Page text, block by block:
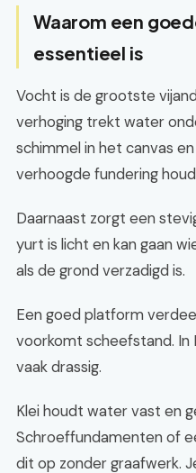
Waarom een
essentieel is
Vocht is de grootste
verhoging trekt water
schimmel in het canvas
verhoogde fundering
Daarnaast zorgt een
yurt is licht en kan gaan
als de grond verzadigd is.
Een goed platform
voorkomt scheefstand. In
vaak drassig.
Klei houdt water vast en
Schroeffundamenten of
dit op zonder graafwerk.